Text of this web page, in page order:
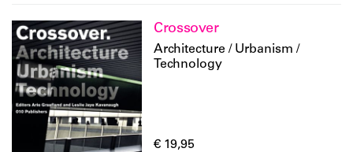
Crossover
Architecture / Urbanism /
Technology
€ 19,95